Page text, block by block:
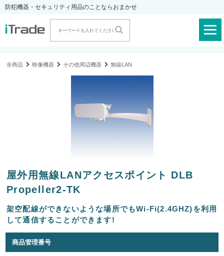
防犯機器・セキュリティ用品のことならおまかせ
全商品 映像機器 その他周辺機器 無線LAN
屋外用無線LANアクセスポイント DLB
Propeller2-TK
架空配線ができないような場所でもWi-Fi(2.4GHZ)を利用
して通信することができます!
商品管理番号